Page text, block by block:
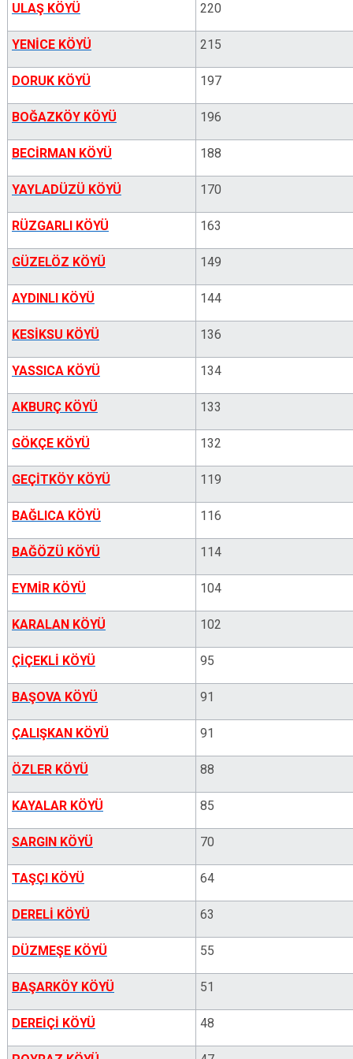
ULAŞ KÖYÜ 220
YENİCE KÖYÜ 215
DORUK KÖYÜ 197
BOĞAZKÖY KÖYÜ 196
BECİRMAN KÖYÜ 188
YAYLADÜZÜ KÖYÜ 170
RÜZGARLI KÖYÜ 163
GÜZELÖZ KÖYÜ 149
AYDINLI KÖYÜ 144
KESİKSU KÖYÜ 136
YASSICA KÖYÜ 134
AKBURÇ KÖYÜ 133
GÖKÇE KÖYÜ 132
GEÇİTKÖY KÖYÜ 119
BAĞLICA KÖYÜ 116
BAĞÖZÜ KÖYÜ 114
EYMİR KÖYÜ 104
KARALAN KÖYÜ 102
ÇİÇEKLİ KÖYÜ 95
BAŞOVA KÖYÜ 91
ÇALIŞKAN KÖYÜ 91
ÖZLER KÖYÜ 88
KAYALAR KÖYÜ 85
SARGIN KÖYÜ 70
TAŞÇI KÖYÜ 64
DERELİ KÖYÜ 63
DÜZMEŞE KÖYÜ 55
BAŞARKÖY KÖYÜ 51
DEREİÇİ KÖYÜ 48